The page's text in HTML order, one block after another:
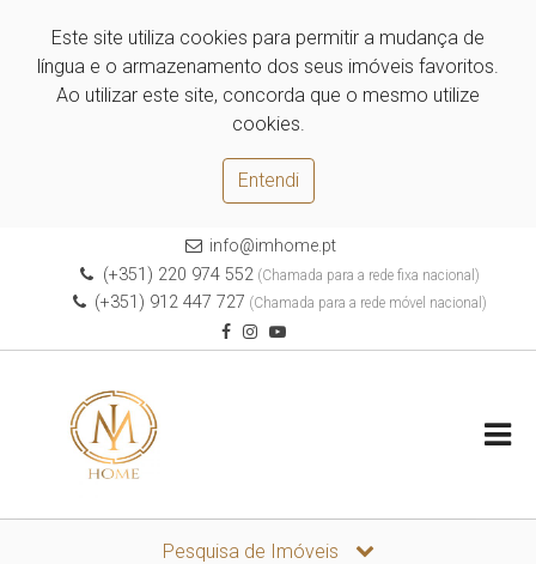
Este site utiliza cookies para permitir a mudança de
língua e o armazenamento dos seus imóveis favoritos.
Ao utilizar este site, concorda que o mesmo utilize
cookies.
Entendi
info@imhome.pt
(+351) 220 974 552(Chamada para a rede fixa nacional)
(+351) 912 447 727 (Chamada para a rede móvel nacional)
Pesquisa de Imóveis